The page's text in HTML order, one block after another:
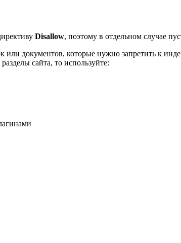
Disallow, поэтому в отдельном случае
документов, которые нужно запретить к
сайта, то используйте: